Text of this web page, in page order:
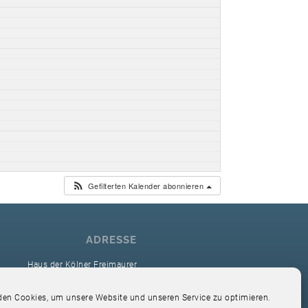
Cookies, um unsere Website und unseren Service zu optimieren.
Gefilterten Kalender abonnieren
ADRESSE
Haus der Kölner Freimaurer
Hardefuststr. 9